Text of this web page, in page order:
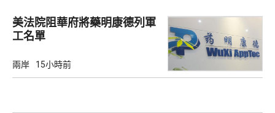
美法院阻華府將藥明康德列軍
工名單
兩岸 15小時前